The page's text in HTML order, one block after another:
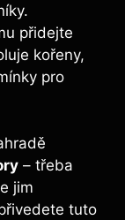
přidejte
kořeny,
pro
– třeba
jim
tuto